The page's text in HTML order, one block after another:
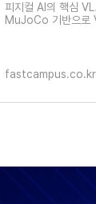
피지컬 AI의 핵심
MuJoCo 기반으로
fastcampus.co.kr